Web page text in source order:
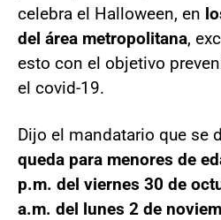
celebra el Halloween, en
del área metropolitana,
esto con el objetivo
el covid-19.
Dijo el mandatario que se
queda para menores de
p.m. del viernes 30 de
a.m. del lunes 2 de